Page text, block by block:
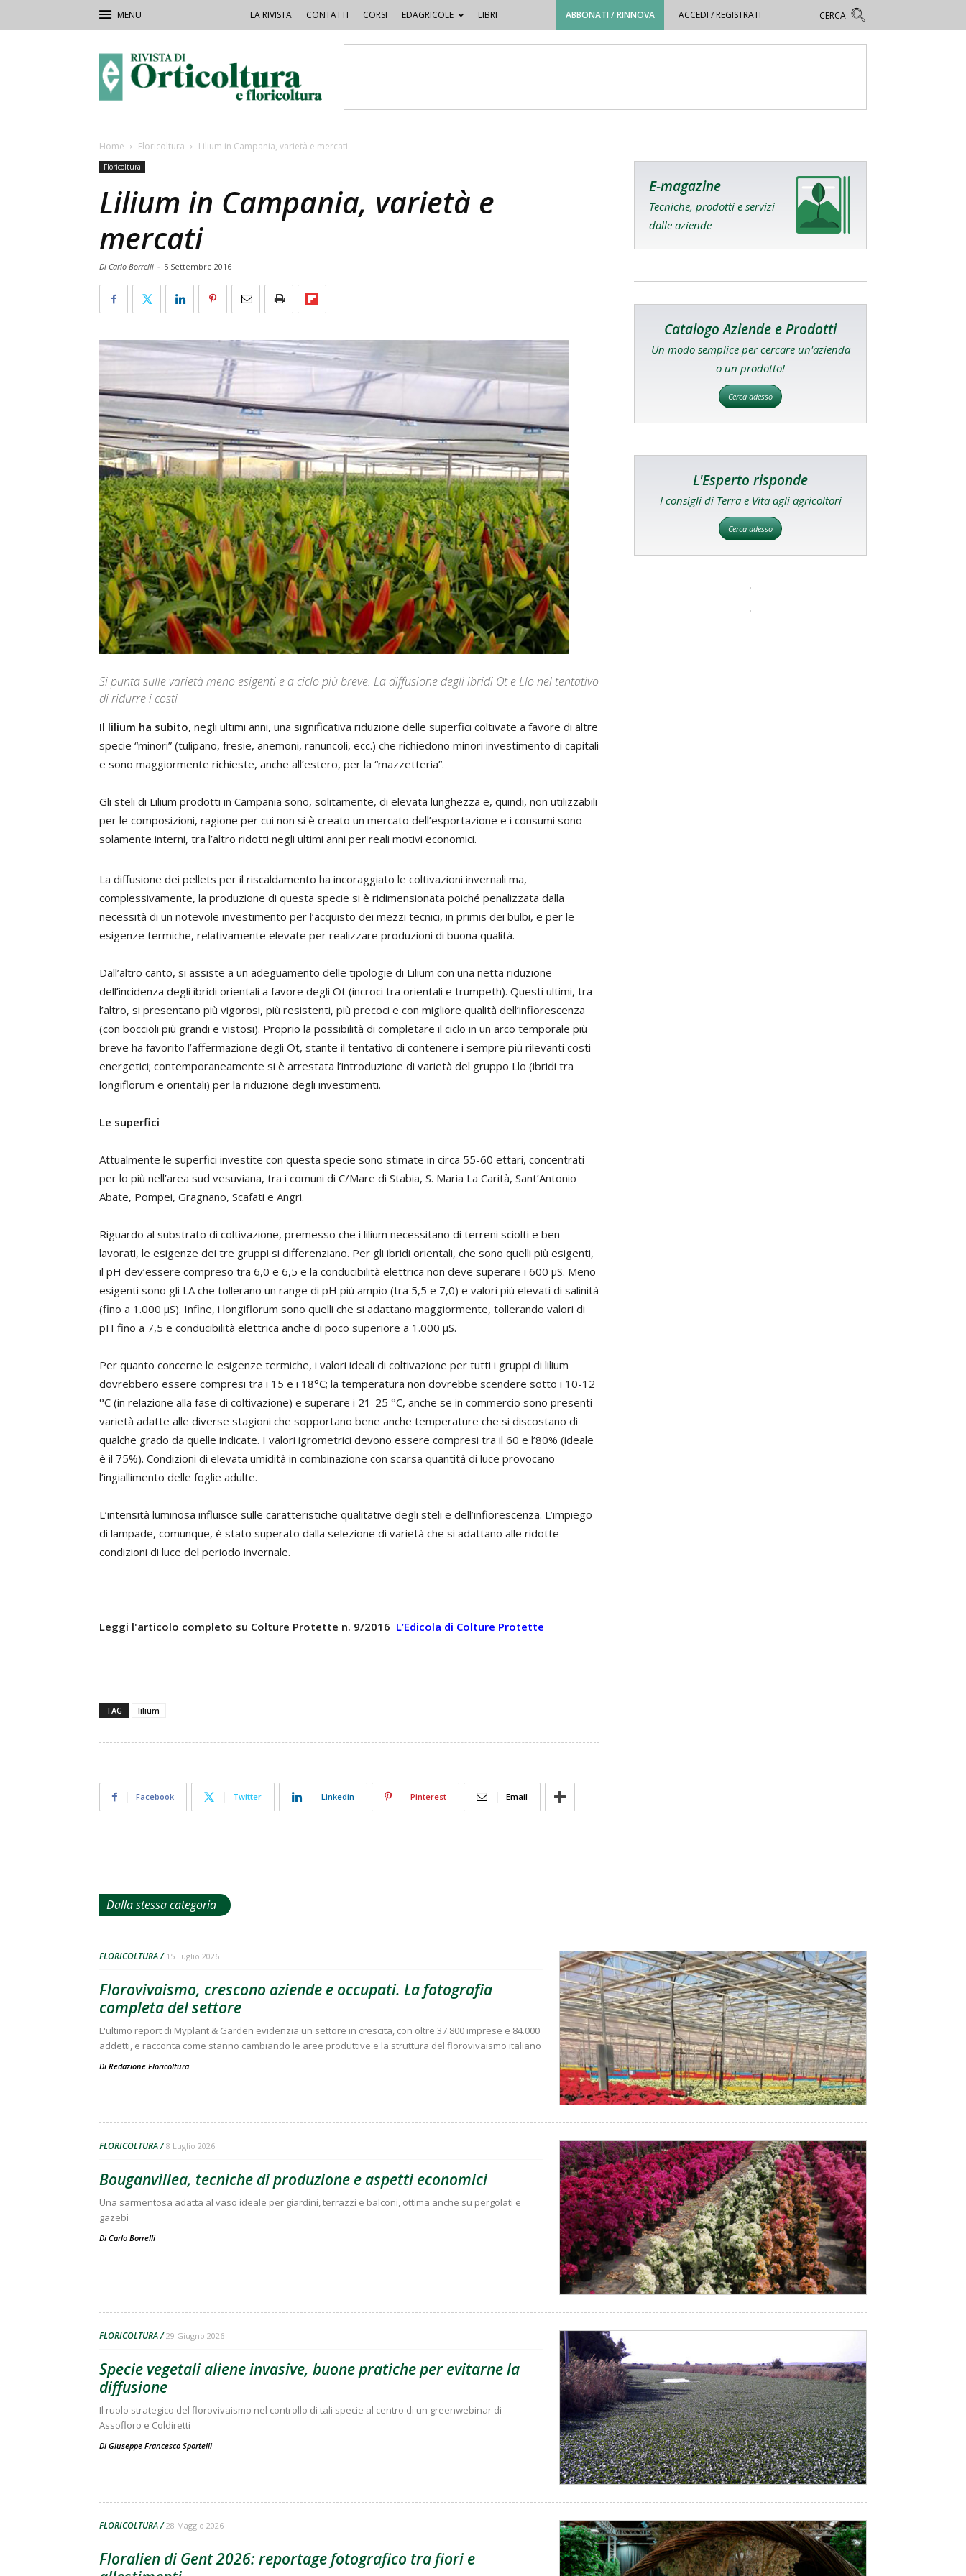
LA RIVISTA CONTATTI CORSI EDAGRICOLE LIBRI ABBONATI / RINNOVA ACCEDI / REGISTRATI
Orticoltura
Home Floricoltura Lilium in Campania, varietà e mercati
Floricoltura
Lilium in Campania, varietà e
mercati
Di Carlo Borrelli - 5 Settembre 2016
Si punta sulle varietà meno esigenti e a ciclo più breve. La diffusione degli ibridi Ot e Llo nel tentativo
di ridurre i costi
Il lilium ha subito, negli ultimi anni, una significativa riduzione delle superfici coltivate a favore di altre
specie “minori” (tulipano, fresie, anemoni, ranuncoli, ecc.) che richiedono minori investimento di capitali
e sono maggiormente richieste, anche all’estero, per la “mazzetteria”.
Gli steli di Lilium prodotti in Campania sono, solitamente, di elevata lunghezza e, quindi, non utilizzabili
per le composizioni, ragione per cui non si è creato un mercato dell’esportazione e i consumi sono
solamente interni, tra l’altro ridotti negli ultimi anni per reali motivi economici.
La diffusione dei pellets per il riscaldamento ha incoraggiato le coltivazioni invernali ma,
complessivamente, la produzione di questa specie si è ridimensionata poiché penalizzata dalla
necessità di un notevole investimento per l’acquisto dei mezzi tecnici, in primis dei bulbi, e per le
esigenze termiche, relativamente elevate per realizzare produzioni di buona qualità.
Dall’altro canto, si assiste a un adeguamento delle tipologie di Lilium con una netta riduzione
dell’incidenza degli ibridi orientali a favore degli Ot (incroci tra orientali e trumpeth). Questi ultimi, tra
l’altro, si presentano più vigorosi, più resistenti, più precoci e con migliore qualità dell’infiorescenza
(con boccioli più grandi e vistosi). Proprio la possibilità di completare il ciclo in un arco temporale più
breve ha favorito l’affermazione degli Ot, stante il tentativo di contenere i sempre più rilevanti costi
energetici; contemporaneamente si è arrestata l’introduzione di varietà del gruppo Llo (ibridi tra
longiflorum e orientali) per la riduzione degli investimenti.
Le superfici
Attualmente le superfici investite con questa specie sono stimate in circa 55-60 ettari, concentrati
per lo più nell’area sud vesuviana, tra i comuni di C/Mare di Stabia, S. Maria La Carità, Sant’Antonio
Abate, Pompei, Gragnano, Scafati e Angri.
Riguardo al substrato di coltivazione, premesso che i lilium necessitano di terreni sciolti e ben
lavorati, le esigenze dei tre gruppi si differenziano. Per gli ibridi orientali, che sono quelli più esigenti,
il pH dev’essere compreso tra 6,0 e 6,5 e la conducibilità elettrica non deve superare i 600 µS. Meno
esigenti sono gli LA che tollerano un range di pH più ampio (tra 5,5 e 7,0) e valori più elevati di salinità
(fino a 1.000 µS). Infine, i longiflorum sono quelli che si adattano maggiormente, tollerando valori di
pH fino a 7,5 e conducibilità elettrica anche di poco superiore a 1.000 µS.
Per quanto concerne le esigenze termiche, i valori ideali di coltivazione per tutti i gruppi di lilium
dovrebbero essere compresi tra i 15 e i 18°C; la temperatura non dovrebbe scendere sotto i 10-12
°C (in relazione alla fase di coltivazione) e superare i 21-25 °C, anche se in commercio sono presenti
varietà adatte alle diverse stagioni che sopportano bene anche temperature che si discostano di
qualche grado da quelle indicate. I valori igrometrici devono essere compresi tra il 60 e l’80% (ideale
è il 75%). Condizioni di elevata umidità in combinazione con scarsa quantità di luce provocano
l’ingiallimento delle foglie adulte.
L’intensità luminosa influisce sulle caratteristiche qualitative degli steli e dell’infiorescenza. L’impiego
di lampade, comunque, è stato superato dalla selezione di varietà che si adattano alle ridotte
condizioni di luce del periodo invernale.
Leggi l'articolo completo su Colture Protette n. 9/2016 L’Edicola di Colture Protette
TAG lilium
Facebook Twitter Linkedin Pinterest Email
E-magazine
Tecniche, prodotti e servizi
dalle aziende
Catalogo Aziende e Prodotti
Un modo semplice per cercare un'azienda
o un prodotto!
Cerca adesso
L'Esperto risponde
I consigli di Terra e Vita agli agricoltori
Cerca adesso
Dalla stessa categoria
FLORICOLTURA 15 Luglio 2026
Florovivaismo, crescono aziende e occupati. La fotografia
completa del settore
L'ultimo report di Myplant & Garden evidenzia un settore in crescita, con oltre 37.800 imprese e 84.000
addetti, e racconta come stanno cambiando le aree produttive e la struttura del florovivaismo italiano
Di Redazione Floricoltura
FLORICOLTURA 8 Luglio 2026
Bouganvillea, tecniche di produzione e aspetti economici
Una sarmentosa adatta al vaso ideale per giardini, terrazzi e balconi, ottima anche su pergolati e
gazebi
Di Carlo Borrelli
FLORICOLTURA 29 Giugno 2026
Specie vegetali aliene invasive, buone pratiche per evitarne la
diffusione
Il ruolo strategico del florovivaismo nel controllo di tali specie al centro di un greenwebinar di
Assofloro e Coldiretti
Di Giuseppe Francesco Sportelli
FLORICOLTURA 28 Maggio 2026
Floralien di Gent 2026: reportage fotografico tra fiori e